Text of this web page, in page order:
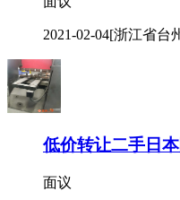
2021-02-04[浙江省台
低价转让二手日
面议